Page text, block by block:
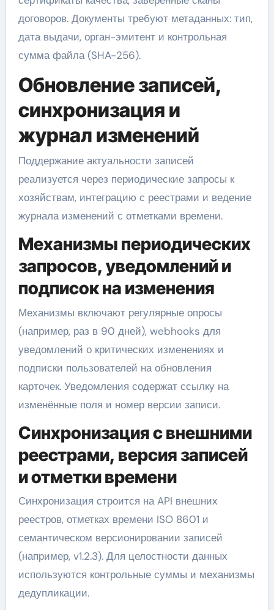
договоров. Документы требуют метаданных: тип,
дата выдачи, орган-эмитент и контрольная
сумма файла (SHA-256).
Обновление записей,
синхронизация и
журнал изменений
Поддержание актуальности записей
реализуется через периодические запросы к
хозяйствам, интеграцию с реестрами и ведение
журнала изменений с отметками времени.
Механизмы периодических
запросов, уведомлений и
подписок на изменения
Механизмы включают регулярные опросы
(например, раз в 90 дней), webhooks для
уведомлений о критических изменениях и
подписки пользователей на обновления
карточек. Уведомления содержат ссылку на
изменённые поля и номер версии записи.
Синхронизация с внешними
реестрами, версия записей
и отметки времени
Синхронизация строится на API внешних
реестров, отметках времени ISO 8601 и
семантическом версионировании записей
(например, v1.2.3). Для целостности данных
используются контрольные суммы и механизмы
дедупликации.